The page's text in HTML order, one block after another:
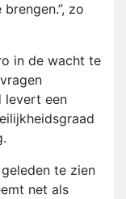
zo
in de wacht te
levert een
te zien
net als